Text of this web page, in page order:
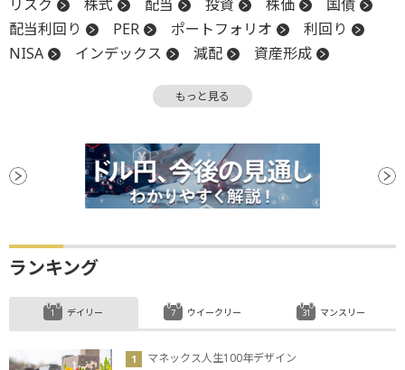
リスク 株式 配当 投資 株価
国債
配当利回り
PER ポートフォリオ
利回り
NISA
インデックス 減配
資産形成
インデックスファンド
ファンド
もっと見る
ランキング
デイリー
マネックス人生100年デザイン
ウイークリー マンスリー